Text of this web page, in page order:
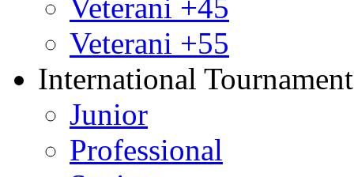
Veterani +45
Veterani +55
International
Junior
Professional